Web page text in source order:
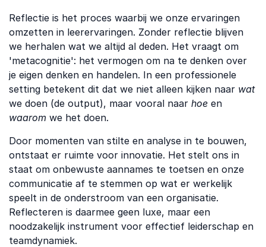
Reflectie is het proces waarbij we onze ervaringen
omzetten in leerervaringen. Zonder reflectie blijven
we herhalen wat we altijd al deden. Het vraagt om
'metacognitie': het vermogen om na te denken over
je eigen denken en handelen. In een professionele
setting betekent dit dat we niet alleen kijken naar wat
we doen (de output), maar vooral naar hoe en
waarom we het doen.
Door momenten van stilte en analyse in te bouwen,
ontstaat er ruimte voor innovatie. Het stelt ons in
staat om onbewuste aannames te toetsen en onze
communicatie af te stemmen op wat er werkelijk
speelt in de onderstroom van een organisatie.
Reflecteren is daarmee geen luxe, maar een
noodzakelijk instrument voor effectief leiderschap en
teamdynamiek.